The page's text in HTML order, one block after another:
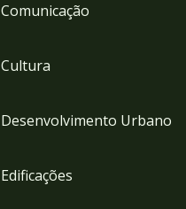
Comunicação
Cultura
Desenvolvimento Urbano
Edificações